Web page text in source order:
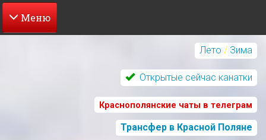
Перейти
Лето / Зима
Открытые сейчас канатки
Краснополянские чаты в телеграм
Трансфер в Красной Поляне